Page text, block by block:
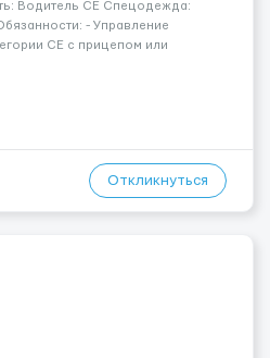
Водитель СЕ Спецодежда:
- Управление
CE с прицепом или
соответствии с транспортными
безоп...
Откликнуться